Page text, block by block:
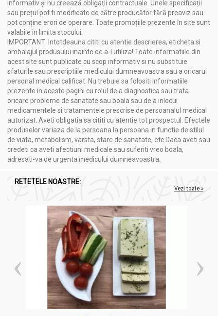
informativ și nu creează obligații contractuale. Unele specificații
sau prețul pot fi modificate de către producător fără preaviz sau
pot conține erori de operare. Toate promoțiile prezente în site sunt
valabile în limita stocului.
IMPORTANT: Intotdeauna cititi cu atentie descrierea, eticheta si
ambalajul produsului inainte de a-l utiliza! Toate informatiile din
acest site sunt publicate cu scop informativ si nu substituie
sfaturile sau prescriptiile medicului dumneavoastra sau a oricarui
personal medical calificat. Nu trebuie sa folositi informatiile
prezente in aceste pagini cu rolul de a diagnostica sau trata
oricare probleme de sanatate sau boala sau de a inlocui
medicamentele si tratamentele prescrise de persoanalul medical
autorizat. Aveti obligatia sa cititi cu atentie tot prospectul. Efectele
produselor variaza de la persoana la persoana in functie de stilul
de viata, metabolism, varsta, stare de sanatate, etc Daca aveti sau
credeti ca aveti afectiuni medicale sau suferiti vreo boala,
adresati-va de urgenta medicului dumneavoastra.
RETETELE NOASTRE:
Vezi toate »